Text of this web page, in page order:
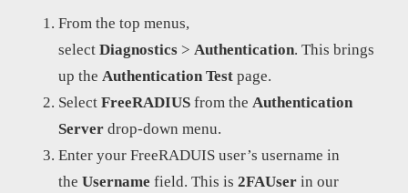
From the top menus,
select Diagnostics > Authentication. This brings
up the Authentication Test page.
Select FreeRADIUS from the Authentication
Server drop-down menu.
Enter your FreeRADUIS user’s username in
the Username field. This is 2FAUser in our